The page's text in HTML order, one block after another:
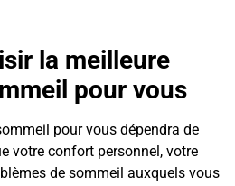
la meilleure
pour vous
pour vous dépendra de
votre confort personnel, votre
de sommeil auxquels vous